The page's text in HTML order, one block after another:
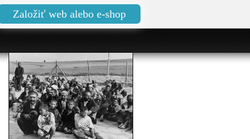
Založiť web alebo e-shop